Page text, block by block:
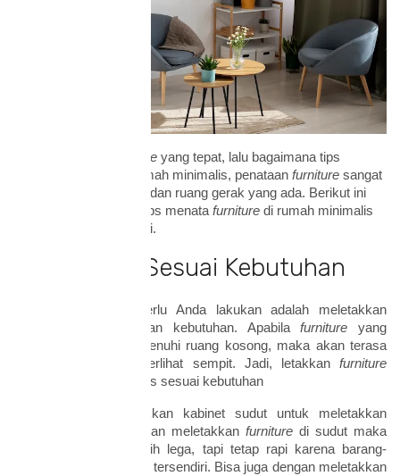
furniture yang tepat, lalu bagaimana tips
menatanya? Dalam rumah minimalis, penataan furniture sangat
memengaruhi tampilan dan ruang gerak yang ada. Berikut ini
merupakan beberapa tips menata furniture di rumah minimalis
yang perlu Anda ketahui.
1. Letakkan Sesuai Kebutuhan
Hal pertama yang perlu Anda lakukan adalah meletakkan
sesuai dengan kebutuhan. Apabilafurniture yang
diletakkan terlalu memenuhi ruang kosong, maka akan terasa
sesak dan ruangan terlihat sempit. Jadi, letakkan furniture
dengan ukuran yang pas sesuai kebutuhan
Misalnya adalah letakkan kabinet sudut untuk meletakkan
berbagai barang. Dengan meletakkan furniture di sudut maka
ruang akan terasa lebih lega, tapi tetap rapi karena barang-
barang memiliki tempat tersendiri. Bisa juga dengan meletakkan